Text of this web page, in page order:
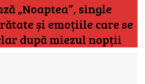
„Noaptea”, single
și emoțiile care se
după miezul nopții